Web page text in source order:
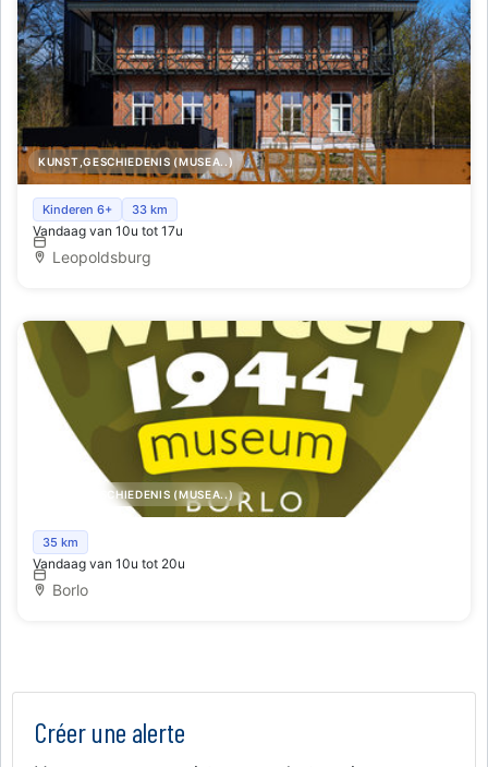
KUNST,GESCHIEDENIS (MUSEA..)
Liberation Garden - wo Ii-museum
Kinderen 6+ 33 km
Vandaag van 10u tot 17u
Leopoldsburg
KUNST,GESCHIEDENIS (MUSEA..)
Museum Winter 1944
35 km
Vandaag van 10u tot 20u
Borlo
Créer une alerte